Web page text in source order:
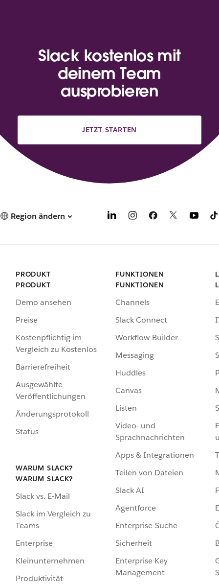
Slack kostenlos mit
deinem Team
ausprobieren
JETZT STARTEN
Region ändern
PRODUKT
PRODUKT
Demo ansehen
Preise
Kostenpflichtig im
Vergleich zu Kostenlos
Barrierefreiheit
Ausgewählte
Veröffentlichungen
Änderungsprotokoll
Status
WARUM SLACK?
WARUM SLACK?
Slack vs. E-Mail
Slack im Vergleich zu
Teams
Enterprise
Kleinunternehmen
Produktivität
FUNKTIONEN
FUNKTIONEN
Channels
Slack Connect
Workflow-Builder
Messaging
Huddles
Canvas
Listen
Video- und
Sprachnachrichten
Apps & Integrationen
Teilen von Dateien
Slack AI
Agentforce
Enterprise-Suche
Sicherheit
Enterprise Key
Management